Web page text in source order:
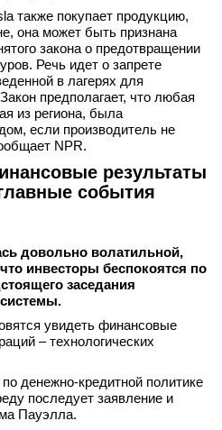
также покупает продукцию,
она может быть признана
закона о предотвращении
Речь идет о запрете
в лагерях для
предполагает, что любая
из региона, была
если производитель не
NPR.
результаты
события
довольно волатильной,
инвесторы беспокоятся по
заседания
увидеть финансовые
– технологических
денежно-кредитной политике
последует заявление и
Пауэлла.